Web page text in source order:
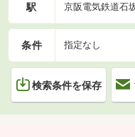
駅 京阪電気鉄道石
条件 指定なし
検索条件を保存